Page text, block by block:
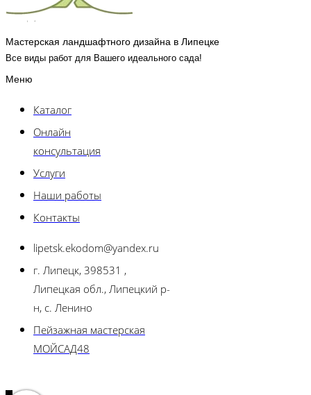
Мастерская ландшафтного дизайна в Липецке
Все виды работ для Вашего идеального сада!
Меню
Каталог
Онлайн
консультация
Услуги
Наши работы
Контакты
lipetsk.ekodom@yandex.ru
г. Липецк, 398531 ,
Липецкая обл., Липецкий р-
н, с. Ленино
Пейзажная мастерская
МОЙСАД48